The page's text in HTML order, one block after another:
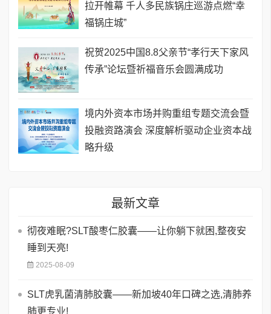
拉开帷幕 千人多民族锅庄巡游点燃“幸
福锅庄城”
祝贺2025中国8.8父亲节“孝行天下家风
传承”论坛暨祈福音乐会圆满成功
境内外资本市场并购重组专题交流会暨
投融资路演会 深度解析驱动企业资本战
略升级
最新文章
彻夜难眠?SLT酸枣仁胶囊——让你躺下就困,整夜安
睡到天亮!
2025-08-09
SLT虎乳菌清肺胶囊——新加坡40年口碑之选,清肺养
肺更专业!